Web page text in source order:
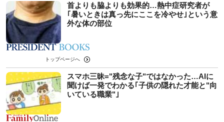
首よりも脇よりも効果的…熱中症研究者が
｢暑いときは真っ先にここを冷やせ｣という意
外な体の部位
トップページへ
スマホ三昧="残念な子"ではなかった…AIに
聞けば一発でわかる｢子供の隠れた才能と"向
いている職業"｣